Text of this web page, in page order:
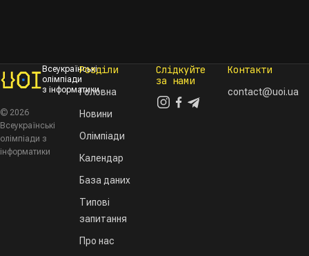
Всеукраїнські
олімпіади
з інформатики
© 2026
Всеукраїнські
олімпіади з
інформатики
Розділи
Головна
Новини
Олімпіади
Календар
База даних
Типові
запитання
Про нас
Слідкуйте
за нами
Контакти
contact@uoi.ua